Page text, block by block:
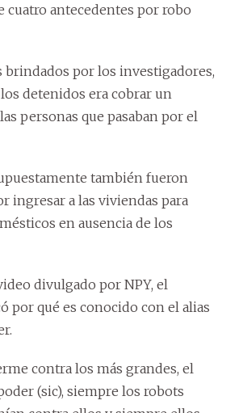
cuatro antecedentes por robo
brindados por los investigadores,
detenidos era cobrar un
personas que pasaban por el
también fueron
ingresar a las viviendas para
en ausencia de los
divulgado por NPY, el
por qué es conocido con el alias
contra los más grandes, el
(sic), siempre los robots